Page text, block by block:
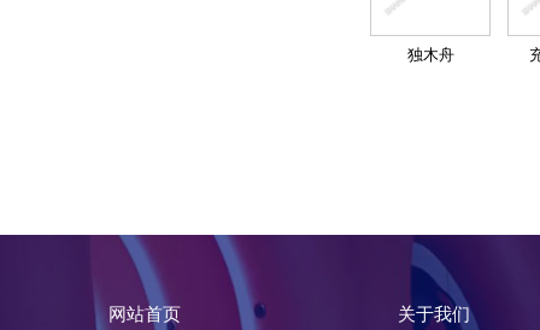
独木舟
网站首页 关于我们